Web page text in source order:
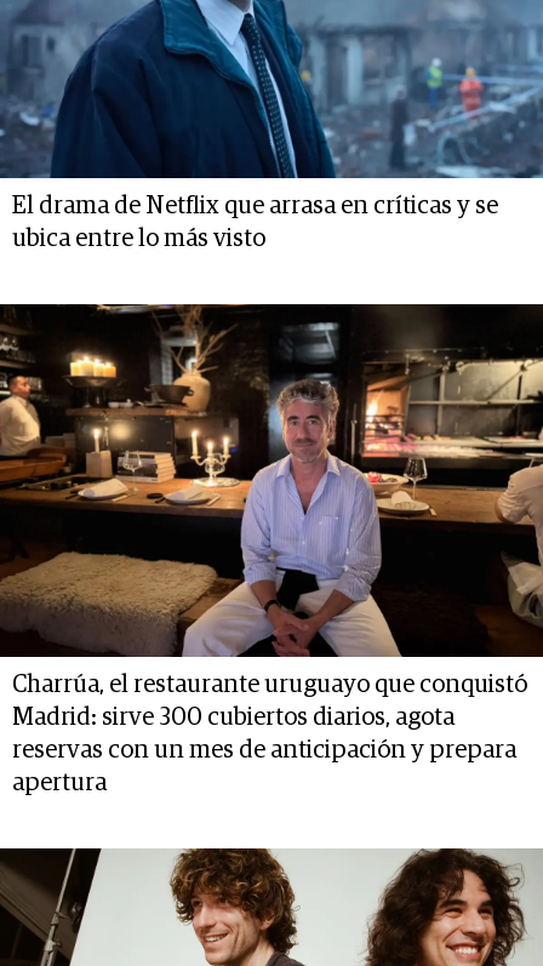
El drama de Netflix que arrasa en críticas y se
ubica entre lo más visto
Charrúa, el restaurante uruguayo que conquistó
Madrid: sirve 300 cubiertos diarios, agota
reservas con un mes de anticipación y prepara
apertura